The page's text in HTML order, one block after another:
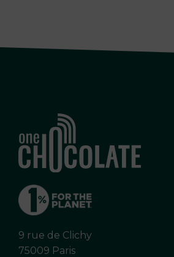
9 rue de Clichy
75009 Paris